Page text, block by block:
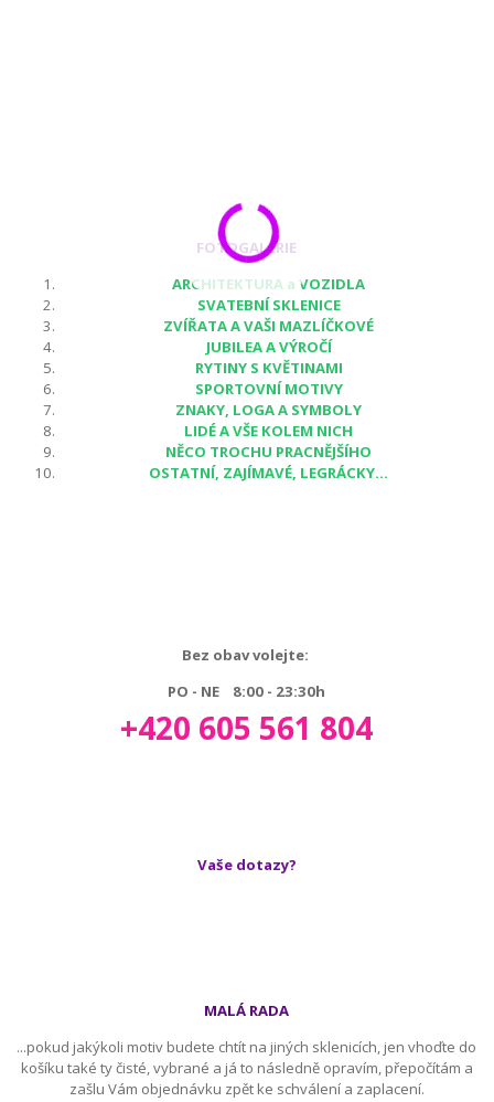
FOTOGALERIE
ARCHITEKTURA a VOZIDLA
SVATEBNÍ SKLENICE
ZVÍŘATA A VAŠI MAZLÍČKOVÉ
JUBILEA A VÝROČÍ
RYTINY S KVĚTINAMI
SPORTOVNÍ MOTIVY
ZNAKY, LOGA A SYMBOLY
LIDÉ A VŠE KOLEM NICH
NĚCO TROCHU PRACNĚJŠÍHO
OSTATNÍ, ZAJÍMAVÉ, LEGRÁCKY...
Bez obav volejte:
PO - NE 8:00 - 23:30h
+420 605 561 804
Vaše dotazy?
MALÁ RADA
...pokud jakýkoli motiv budete chtít na jiných sklenicích, jen vhoďte do
košíku také ty čisté, vybrané a já to následně opravím, přepočítám a
zašlu Vám objednávku zpět ke schválení a zaplacení.